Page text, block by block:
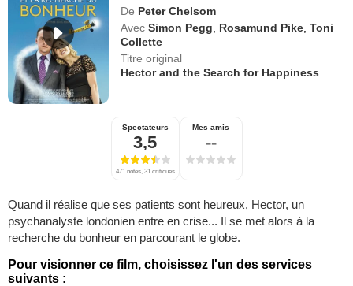
De Peter Chelsom
Avec Simon Pegg Rosamund Pike ,Toni
Collette
Titre original
Hector and the Search for Happiness
Spectateurs
3,5
471 notes, 31 critiques
Mes amis
--
Quand il réalise que ses patients sont heureux, Hector, un
psychanalyste londonien entre en crise... Il se met alors à la
recherche du bonheur en parcourant le globe.
Pour visionner ce film, choisissez l'un des services
suivants :